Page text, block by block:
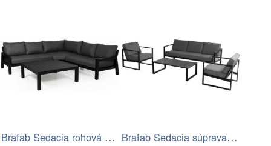
Brafab Sedacia rohová súprava STETTLER … Brafab Sedacia súprava JORDAN - Šedá…